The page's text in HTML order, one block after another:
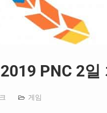
PNC 2일
게임